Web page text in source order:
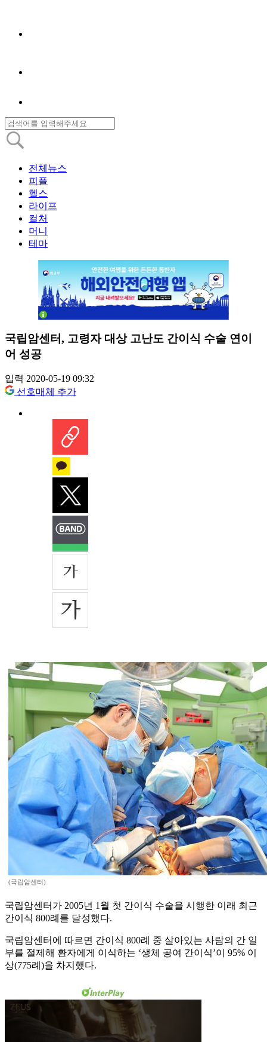
전체뉴스
피플
헬스
라이프
컬처
머니
테마
국립암센터, 고령자 대상 고난도 간이식 수술 연이
어 성공
입력 2020-05-19 09:32
선호매체 추가
(국립암센터)
국립암센터가 2005년 1월 첫 간이식 수술을 시행한 이래 최근
간이식 800례를 달성했다.
국립암센터에 따르면 간이식 800례 중 살아있는 사람의 간 일
부를 절제해 환자에게 이식하는 ‘생체 공여 간이식’이 95% 이
상(775례)을 차지했다.